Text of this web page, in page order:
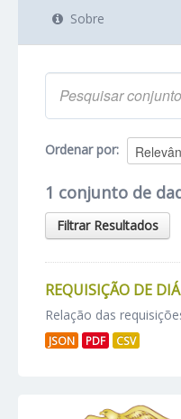
Sobre
Ordenar por
1 conjunto de
Filtrar Resultados
REQUISIÇÃO DE
Relação das
JSON PDF CSV